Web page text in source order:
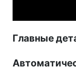
Главные